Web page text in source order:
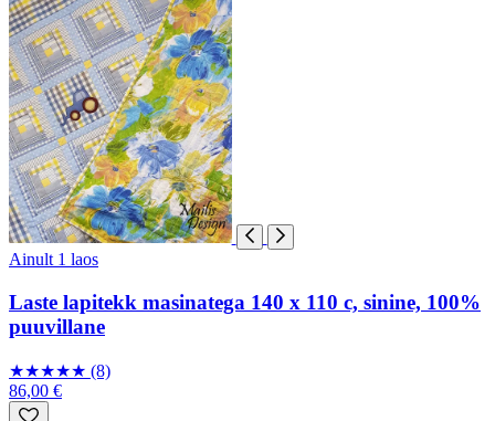
Ainult 1 laos
Laste lapitekk masinatega 140 x 110 c, sinine, 100%
puuvillane
★★★★★ (8)
86,00 €